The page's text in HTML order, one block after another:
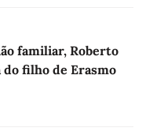
familiar, Roberto
do filho de Erasmo